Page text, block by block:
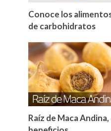
Conoce los
de carbohidratos
Raíz de Maca Andina,